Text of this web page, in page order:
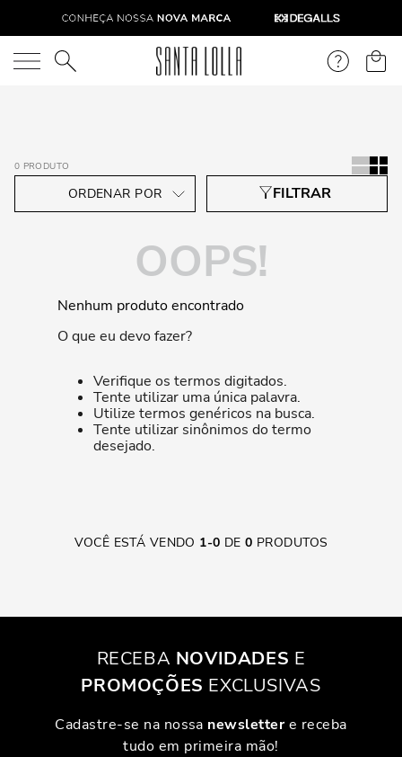
O que você está procurando?
0 PRODUTO
OOPS!
Nenhum produto encontrado
O que eu devo fazer?
Verifique os termos digitados.
Tente utilizar uma única palavra.
Utilize termos genéricos na busca.
Tente utilizar sinônimos do termo
desejado.
VOCÊ ESTÁ VENDO 1-0 DE0 PRODUTOS
RECEBA NOVIDADES E
PROMOÇÕES EXCLUSIVAS
Cadastre-se na nossa newslettere receba
tudo em primeira mão!